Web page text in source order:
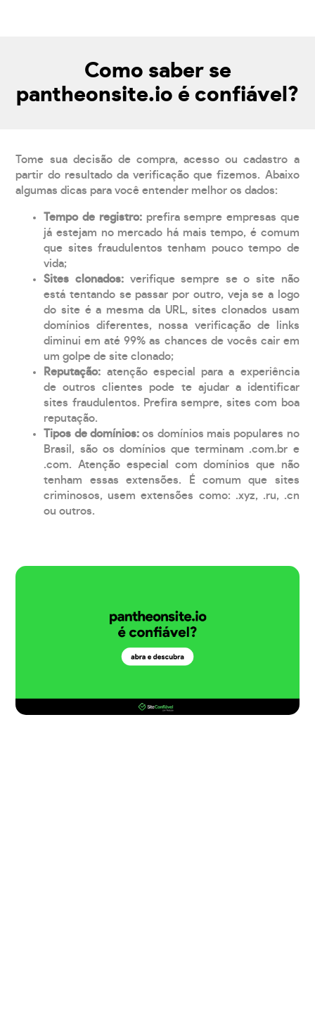
Como saber se
pantheonsite.io é confiável?
Tome sua decisão de compra, acesso ou cadastro a
partir do resultado da verificação que fizemos. Abaixo
algumas dicas para você entender melhor os dados:
Tempo de registro: prefira sempre empresas que
já estejam no mercado há mais tempo, é comum
que sites fraudulentos tenham pouco tempo de
vida;
Sites clonados: verifique sempre se o site não
está tentando se passar por outro, veja se a logo
do site é a mesma da URL, sites clonados usam
domínios diferentes, nossa verificação de links
diminui em até 99% as chances de vocês cair em
um golpe de site clonado;
Reputação: atenção especial para a experiência
de outros clientes pode te ajudar a identificar
sites fraudulentos. Prefira sempre, sites com boa
reputação.
Tipos de domínios:os domínios mais populares no
Brasil, são os domínios que terminam .com.br e
.com. Atenção especial com domínios que não
tenham essas extensões. É comum que sites
criminosos, usem extensões como: .xyz, .ru, .cn
ou outros.